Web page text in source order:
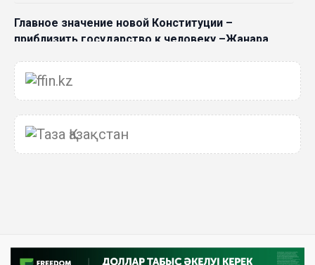
Главное значение новой Конституции –
приблизить государство к человеку –Жанара
05 Авг. 2026 16:08
Общественные наблюдатели «ДАУЫС»
рассказали о подготовке за выборами в
Курултай
Xiaomi SkyNomad